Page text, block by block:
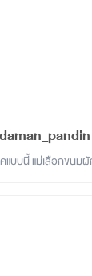
บบนี้ แม่เลือกขนม